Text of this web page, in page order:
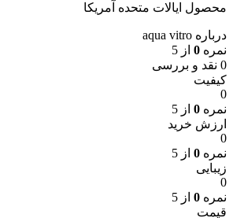
محصول ایالات متحده آمریکا
درباره aqua vitro
نمره 0 از 5
0 نقد و بررسی
کیفیت
0
نمره 0 از 5
ارزش خرید
0
نمره 0 از 5
زیبایی
0
نمره 0 از 5
قیمت